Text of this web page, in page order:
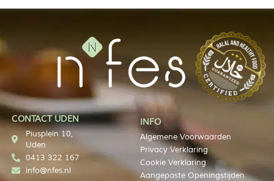
CONTACT UDEN
Piusplein 10,
Uden
0413 322 167
info@nfes.nl
INFO
Algemene Voorwaarden
Privacy Verklaring
Cookie Verklaring
Aangepaste Openingstijden